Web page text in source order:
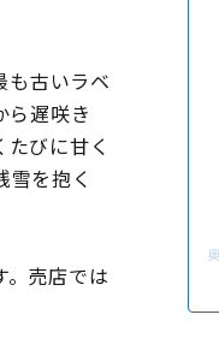
も古いラベ
ら遅咲き
びに甘く
を抱く
売店では